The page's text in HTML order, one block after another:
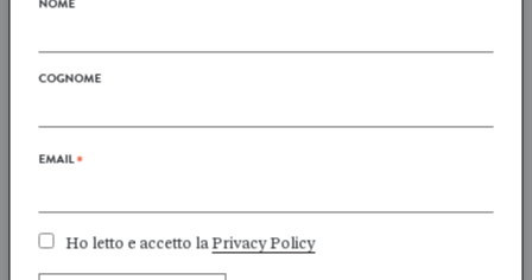
NOME
COGNOME
EMAIL*
Ho letto e accetto laPrivacy Policy